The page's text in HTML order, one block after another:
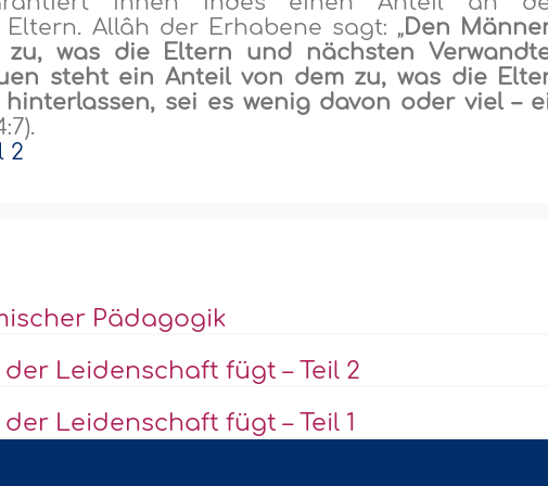
Allâh der Erhabene sagt: „Den
was die Eltern und nächsten
steht ein Anteil von dem zu, was die
sei es wenig davon oder viel –
2
Pädagogik
Leidenschaft fügt – Teil 2
Leidenschaft fügt – Teil 1